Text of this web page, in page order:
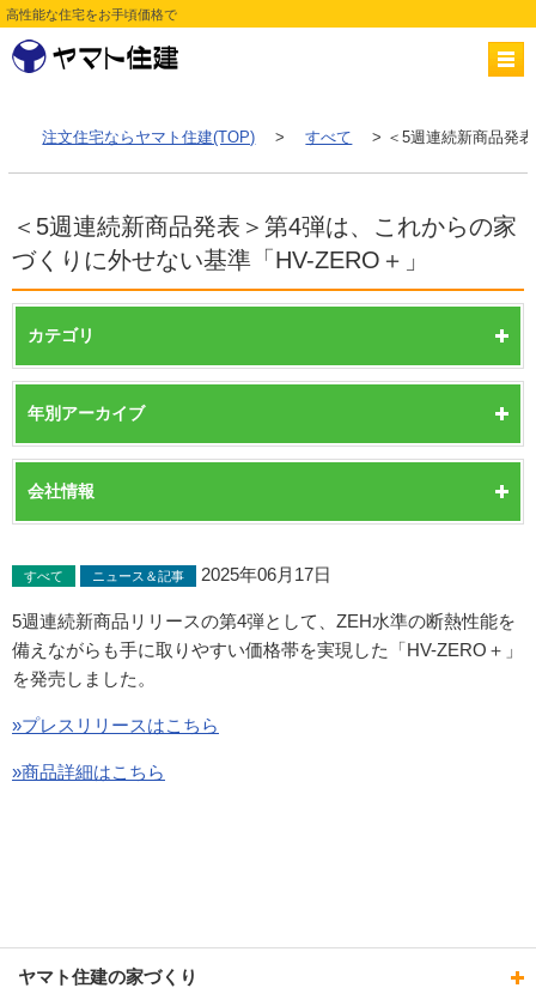
高性能な住宅をお手頃価格で
注文住宅ならヤマト住建(TOP) > すべて > ＜5週連続新商品発
＜5週連続新商品発表＞第4弾は、これからの家
づくりに外せない基準「HV-ZERO＋」
カテゴリ
年別アーカイブ
会社情報
すべて ニュース＆記事 2025年06月17日
5週連続新商品リリースの第4弾として、ZEH水準の断熱性能を
備えながらも手に取りやすい価格帯を実現した「HV-ZERO＋」
を発売しました。
»プレスリリースはこちら
»商品詳細はこちら
ヤマト住建の家づくり